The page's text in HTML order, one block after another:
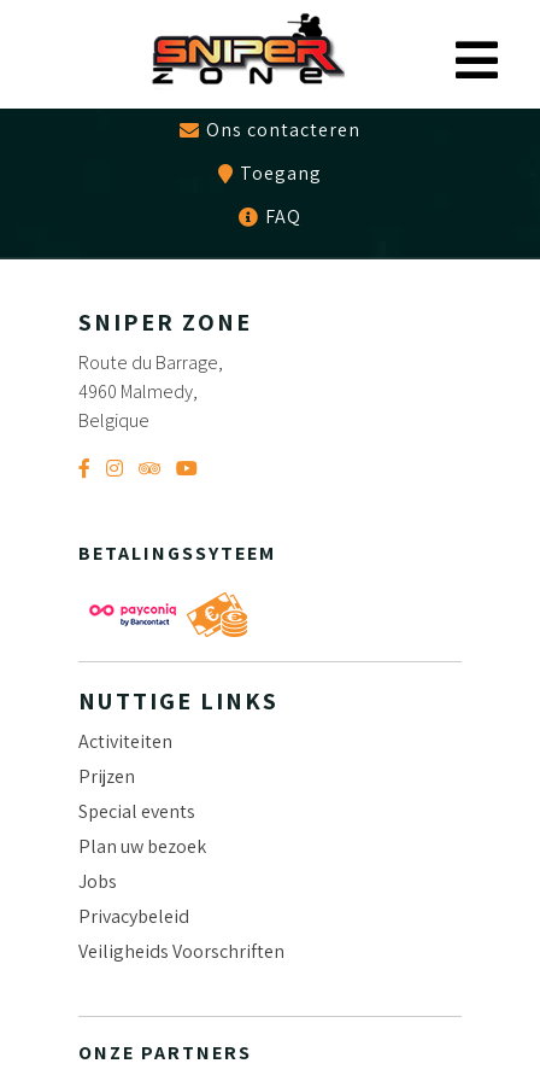
0497479786
Cadeaubon
Ons contacteren
Toegang
FAQ
SNIPER ZONE
Route du Barrage,
4960 Malmedy,
Belgique
BETALINGSSYTEEM
NUTTIGE LINKS
Activiteiten
Prijzen
Special events
Plan uw bezoek
Jobs
Privacybeleid
Veiligheids Voorschriften
ONZE PARTNERS